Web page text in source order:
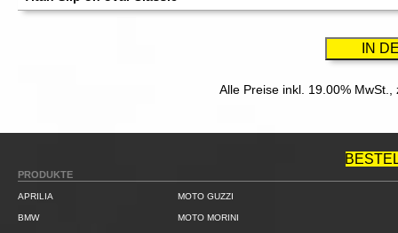
Alle Preise inkl. 19.00% MwSt.,
PRODUKTE
APRILIA
BMW
MOTO GUZZI
MOTO MORINI